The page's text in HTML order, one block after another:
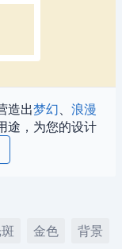
造出梦幻、 浪漫
途，为您的设计
金色
背景